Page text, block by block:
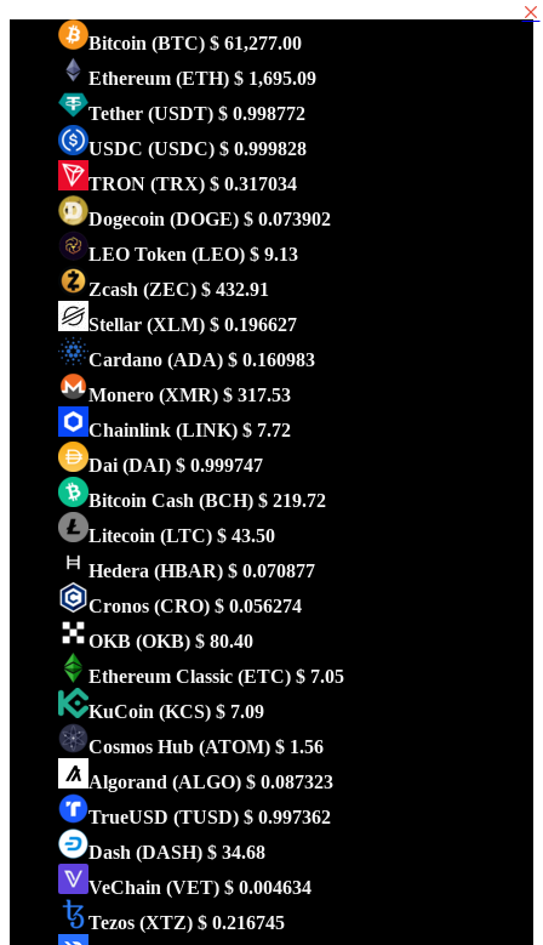
Bitcoin (BTC) $ 61,277.00
Ethereum (ETH) $ 1,695.09
Tether (USDT) $ 0.998772
USDC (USDC) $ 0.999828
TRON (TRX) $ 0.317034
Dogecoin (DOGE) $ 0.073902
LEO Token (LEO) $ 9.13
Zcash (ZEC) $ 432.91
Stellar (XLM) $ 0.196627
Cardano (ADA) $ 0.160983
Monero (XMR) $ 317.53
Chainlink (LINK) $ 7.72
Dai (DAI) $ 0.999747
Bitcoin Cash (BCH) $ 219.72
Litecoin (LTC) $ 43.50
Hedera (HBAR) $ 0.070877
Cronos (CRO) $ 0.056274
OKB (OKB) $ 80.40
Ethereum Classic (ETC) $ 7.05
KuCoin (KCS) $ 7.09
Cosmos Hub (ATOM) $ 1.56
Algorand (ALGO) $ 0.087323
TrueUSD (TUSD) $ 0.997362
Dash (DASH) $ 34.68
VeChain (VET) $ 0.004634
Tezos (XTZ) $ 0.216745